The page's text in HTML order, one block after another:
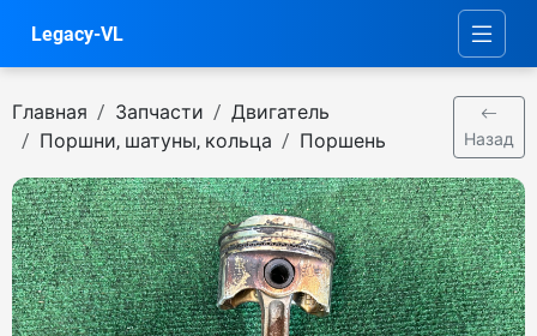
Legacy-VL
Главная Запчасти
Двигатель
Поршни, шатуны, кольца
Поршень Назад